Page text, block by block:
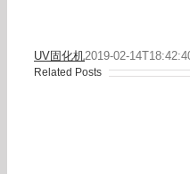
UV固化机2019-02-
Related Posts